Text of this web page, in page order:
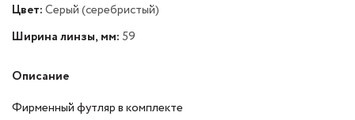
Цвет:Серый (серебристый)
Ширина линзы, мм:59
Описание
Фирменный футляр в комплекте